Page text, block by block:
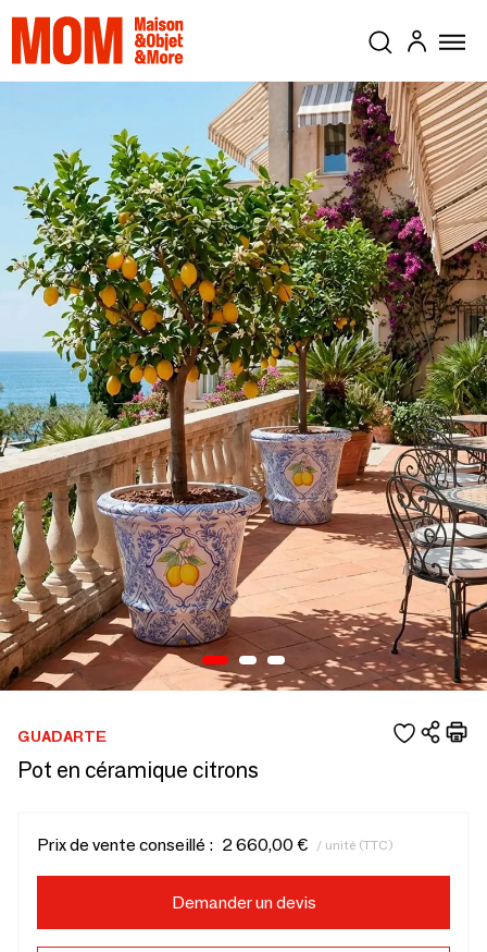
GUADARTE
Pot en céramique citrons
Prix de vente conseillé : 2 660,00 € / unité (TTC)
Demander un devis